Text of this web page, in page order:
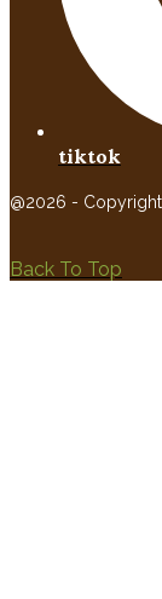
tiktok
@2026 -
Back To Top